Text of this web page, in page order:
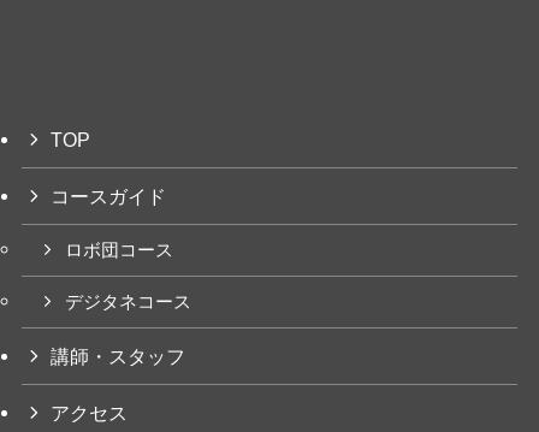
TOP
コースガイド
ロボ団コース
デジタネコース
講師・スタッフ
アクセス